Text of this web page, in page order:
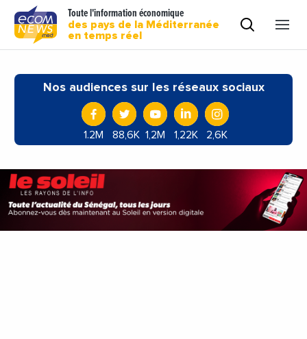
Toute l'information économique
des pays de la Méditerranée
en temps réel
Nos audiences sur les réseaux sociaux
1.2M 88,6K 1,2M 1,22K 2,6K